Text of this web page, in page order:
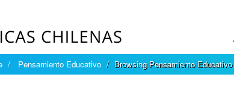
Pensamiento Educativo Browsing Pensamiento